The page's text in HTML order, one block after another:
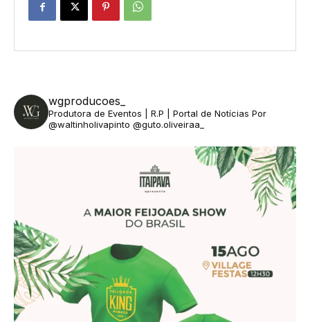
wgproducoes_
Produtora de Eventos | R.P | Portal de Notícias Por
@waltinholivapinto @guto.oliveiraa_